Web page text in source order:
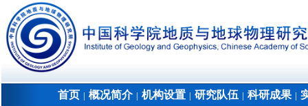
首页 概况简介│ 机构设置 研究队伍 科研成果│